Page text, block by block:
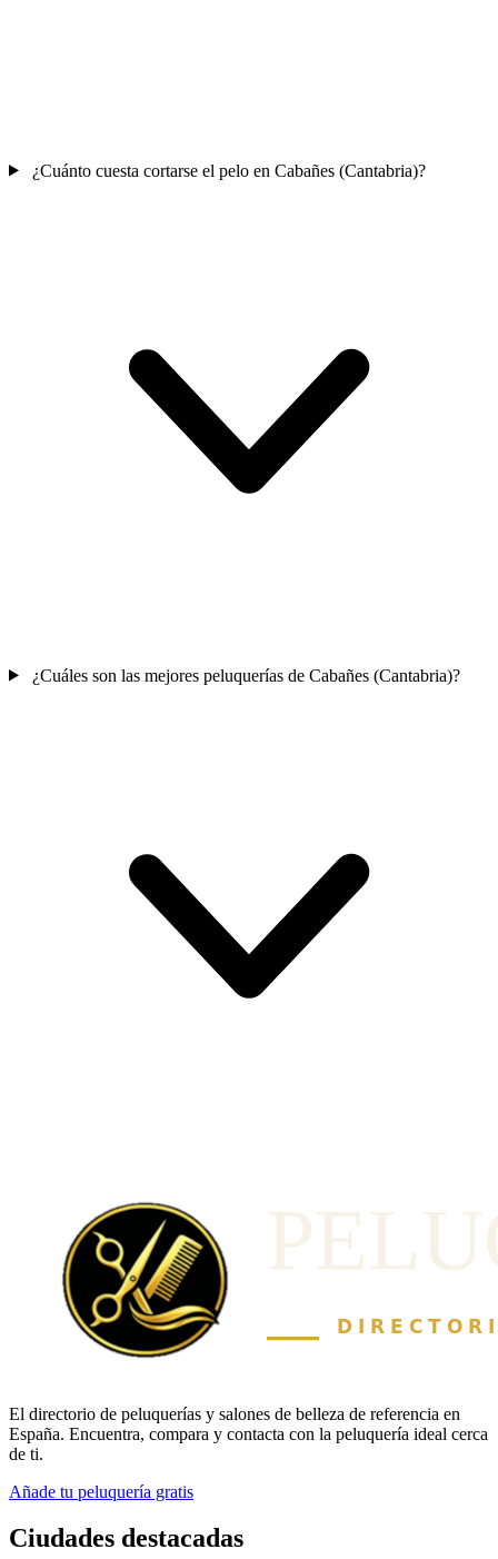
¿Cuánto cuesta cortarse el pelo en Cabañes (Cantabria)?
¿Cuáles son las mejores peluquerías de Cabañes (Cantabria)?
El directorio de peluquerías y salones de belleza de referencia en
España. Encuentra, compara y contacta con la peluquería ideal cerca
de ti.
Añade tu peluquería gratis
Ciudades destacadas